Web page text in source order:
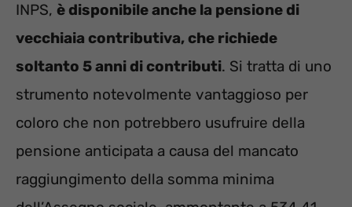
INPS, è disponibile anche la pensione di
vecchiaia contributiva, che richiede
soltanto 5 anni di contributi. Si tratta di uno
strumento notevolmente vantaggioso per
coloro che non potrebbero usufruire della
pensione anticipata a causa del mancato
raggiungimento della somma minima